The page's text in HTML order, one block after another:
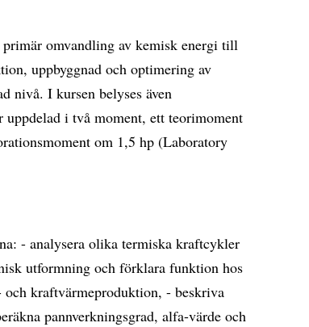
omvandling av kemisk energi till
uppbyggnad och optimering av
nivå. I kursen belyses även
i två moment, ett teorimoment
om 1,5 hp (Laboratory
- analysera olika termiska kraftcykler
utformning och förklara funktion hos
kraftvärmeproduktion, - beskriva
pannverkningsgrad, alfa-värde och